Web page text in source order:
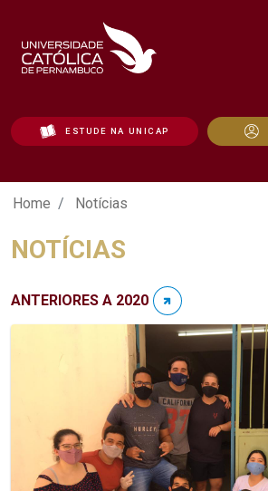
ESTUDE NA UNICAP
Notícias - Unicap
Home Notícias
NOTÍCIAS
ANTERIORES A 2020